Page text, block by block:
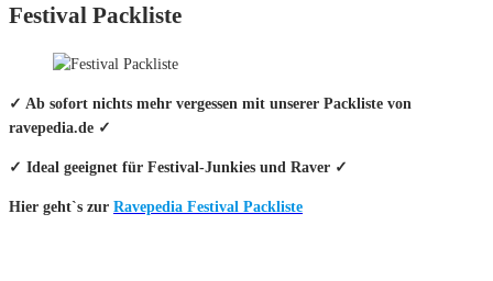
Festival Packliste
✓ Ab sofort nichts mehr vergessen mit unserer Packliste von
ravepedia.de ✓
✓ Ideal geeignet für Festival-Junkies und Raver ✓
Hier geht`s zur Ravepedia Festival Packliste